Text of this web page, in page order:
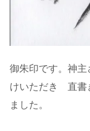
御朱印です。神
けいただき 直書
ました。